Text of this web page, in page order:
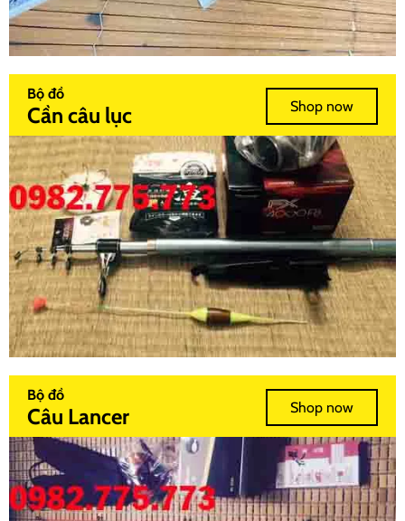
Bộ đồ
Cần câu lục Shop now
Bộ đồ
Câu Lancer Shop now